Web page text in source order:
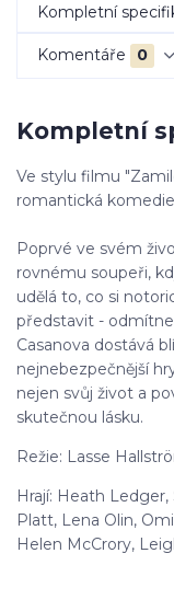
Kompletní
Komentáře 0
Kompletní
Ve stylu filmu
romantická komedie
Poprvé ve svém
rovnému soupeři,
udělá to, co si
představit -
Casanova dostává
nejnebezpečnější
nejen svůj život a
skutečnou lásku.
Režie: Lasse
Hrají: Heath
Platt, Lena Olin,
Helen McCrory,